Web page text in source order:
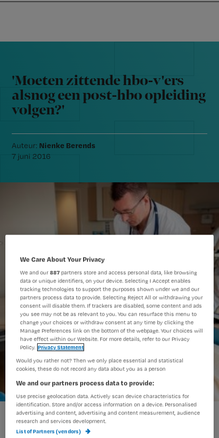
navigation
content
Nursing
infuus AM_20120615_6603.jpg
'Moeten zittende hbo-v'ers
alsnog een post-hbo opleiding
volgen?'
Auteur: Nienke Berends
7 juni 2016
We Care About Your Privacy
We and our887 partners store and access personal data, like browsing
data or unique identifiers, on your device. Selecting I Accept enables
tracking technologies to support the purposes shown under we and our
partners process data to provide. Selecting Reject All or withdrawing your
consent will disable them. If trackers are disabled, some content and ads
you see may not be as relevant to you. You can resurface this menu to
change your choices or withdraw consent at any time by clicking the
Manage Preferences link on the bottom of the webpage. Your choices will
have effect within our Website. For more details, refer to our Privacy
Policy. Privacy Statement
Would you rather not? Then we only place essential and statistical
cookies, these do not record any data about you as a person
We and our partners process data to provide:
Use precise geolocation data. Actively scan device characteristics for
identification. Store and/or access information on a device. Personalised
advertising and content, advertising and content measurement, audience
research and services development.
List of Partners (vendors)